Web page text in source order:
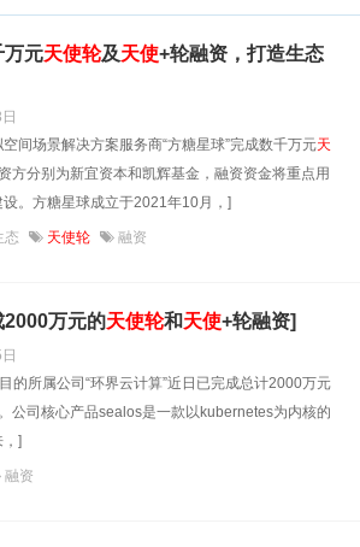
万元天使轮及天使+轮融资，打造生态
间场景解决方案服务商“方糖星球”完成数千万元天
方分别为新宜资本和凯辉基金，融资资金将重点用
。方糖星球成立于2021年10月，]
态 天使轮 融资
2000万元的天使轮和天使+轮融资]
的所属公司“环界云计算”近日已完成总计2000万元
公司核心产品sealos是一款以kubernetes为内核的
，]
融资